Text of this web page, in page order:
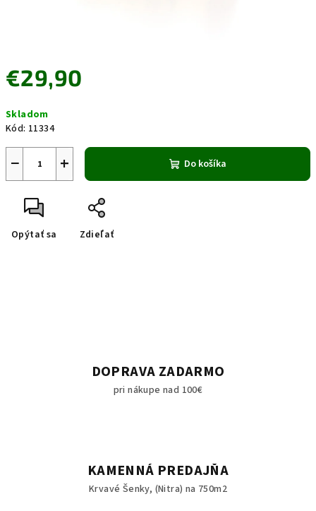
€29,90
cena:
Skladom
Kód: 11334
+
− Do košíka
Opýtať sa Zdieľať
DOPRAVA ZADARMO
pri nákupe nad 100€
KAMENNÁ PREDAJŇA
Krvavé Šenky, (Nitra) na 750m2